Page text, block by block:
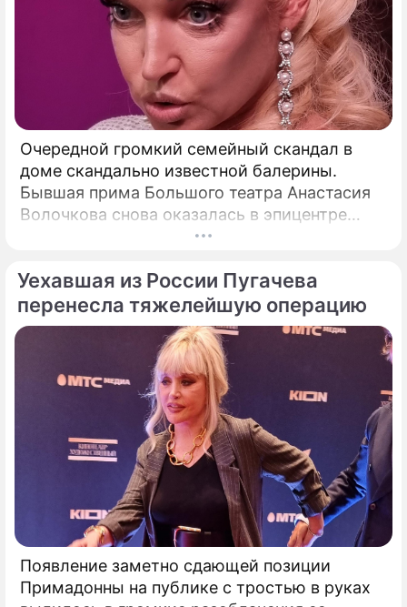
Очередной громкий семейный скандал в
доме скандально известной балерины.
Бывшая прима Большого театра Анастасия
Волочкова снова оказалась в эпицентре
громкого разбора полетов, который на этот
Уехавшая из России Пугачева
перенесла тяжелейшую операцию
Появление заметно сдающей позиции
Примадонны на публике с тростью в руках